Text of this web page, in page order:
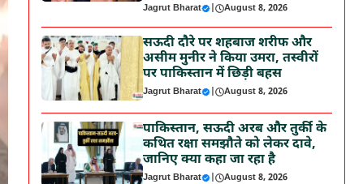
Jagrut Bharat | August 8, 2026
सऊदी दौरे पर शहबाज शरीफ और
असीम मुनीर ने किया उमरा, तस्वीरों
पर पाकिस्तान में छिड़ी बहस
Jagrut Bharat | August 8, 2026
पाकिस्तान, सऊदी अरब और तुर्की के
कथित रक्षा समझौते को लेकर दावे,
जानिए क्या कहा जा रहा है
Jagrut Bharat | August 8, 2026